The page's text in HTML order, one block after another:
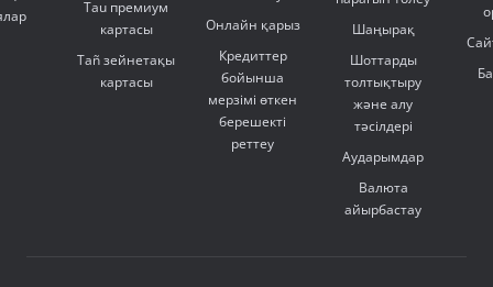
Tau премиум
картасы
Tañ зейнетақы
картасы
Онлайн қарыз
Кредиттер
бойынша
мерзімі өткен
берешекті
реттеу
Шаңырақ
Шоттарды
толтықтыру
және алу
тәсілдері
Аударымдар
Валюта
айырбастау